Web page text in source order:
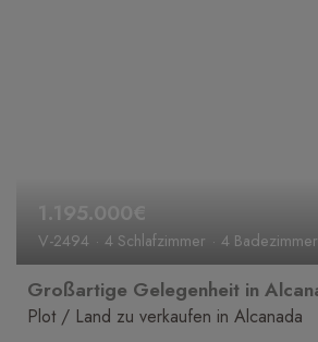
1.195.000€
V-2494 4 Schlafzimmer 4 Badezimmer
Plot / Land zu verkaufen in Alcanada